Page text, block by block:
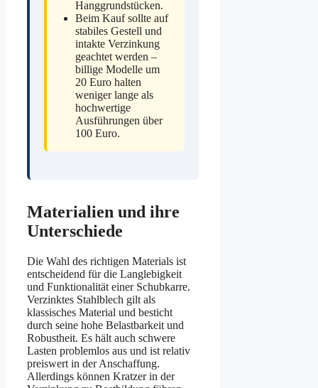
Hanggrundstücken.
Beim Kauf sollte auf
stabiles Gestell und
intakte Verzinkung
geachtet werden –
billige Modelle um
20 Euro halten
weniger lange als
hochwertige
Ausführungen über
100 Euro.
Materialien und ihre
Unterschiede
Die Wahl des richtigen Materials ist
entscheidend für die Langlebigkeit
und Funktionalität einer Schubkarre.
Verzinktes Stahlblech gilt als
klassisches Material und besticht
durch seine hohe Belastbarkeit und
Robustheit. Es hält auch schwere
Lasten problemlos aus und ist relativ
preiswert in der Anschaffung.
Allerdings können Kratzer in der